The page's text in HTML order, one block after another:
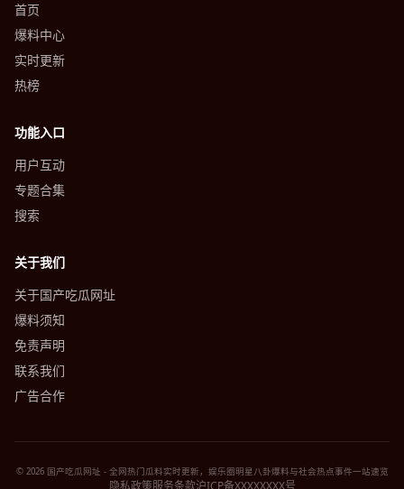
首页
爆料中心
实时更新
热榜
功能入口
用户互动
专题合集
搜索
关于我们
关于国产吃瓜网址
爆料须知
免责声明
联系我们
广告合作
© 2026 国产吃瓜网址 - 全网热门瓜料实时更新，娱乐圈明星八卦爆料与社会热点事件一站速览
隐私政策服务条款沪ICP备XXXXXXXX号